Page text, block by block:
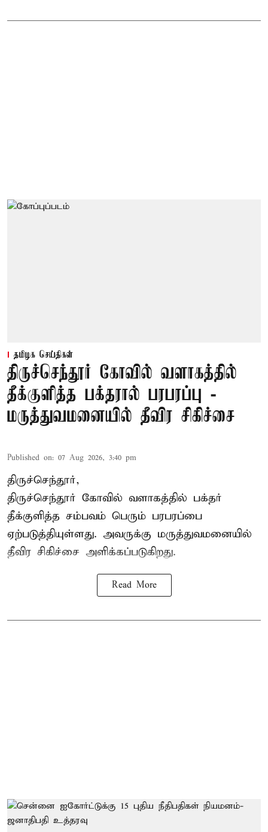
தமிழக செய்திகள்
திருச்செந்தூர் கோவில் வளாகத்தில்
தீக்குளித்த பக்தரால் பரபரப்பு -
மருத்துவமனையில் தீவிர சிகிச்சை
Published on: 07 Aug 2026, 3:40 pm
திருச்செந்தூர்,
திருச்செந்தூர் கோவில் வளாகத்தில் பக்தர்
தீக்குளித்த சம்பவம் பெரும் பரபரப்பை
ஏற்படுத்தியுள்ளது. அவருக்கு மருத்துவமனையில்
தீவிர சிகிச்சை அளிக்கப்படுகிறது.
Read More